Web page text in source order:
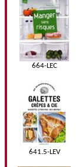
664-LEC
641.5-LEV